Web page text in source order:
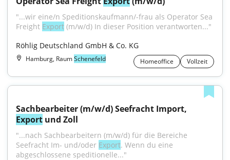
"...wir eine/n Speditionskaufmann/-frau als Operator Sea
Freight Export (m/w/d) In dieser Position verantworten..."
Röhlig Deutschland GmbH & Co. KG
Hamburg, RaumSchenefeld Homeoffice Vollzeit
Export und Zoll
"...nach Sachbearbeitern (m/w/d) für die Bereiche
Seefracht Im- und/oder Export. Wenn du eine
abgeschlossene speditionelle..."